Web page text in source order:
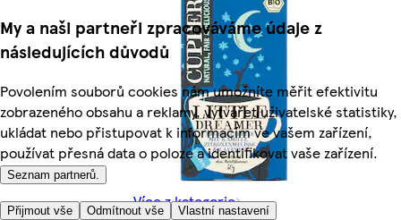
My a naši partneři zpracováváme údaje z
následujících důvodů
Povolením souborů cookies nám umožníte měřit efektivitu
zobrazeného obsahu a reklamy, vytvářet uživatelské statistiky,
ukládat nebo přistupovat k informacím ve vašem zařízení,
používat přesná data o poloze a identifikovat vaše zařízení.
Seznam partnerů.
Přijmout vše Odmítnout vše Vlastní nastavení
Více z kategorie